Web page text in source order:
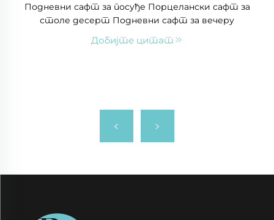
Подневни сафт за посуђе Порцелански сафт за
столе десерт Подневни сафт за вечеру
Добијте цитат